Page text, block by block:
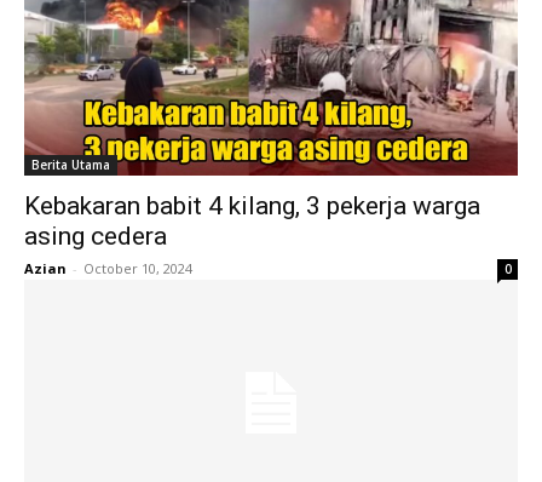
Berita Utama
Kebakaran babit 4 kilang, 3 pekerja warga
asing cedera
Azian - October 10, 2024 0